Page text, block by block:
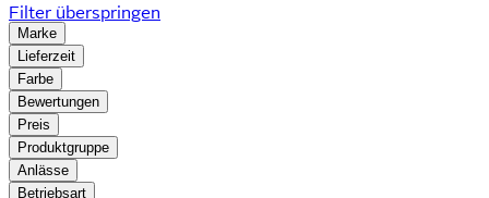
Filter überspringen
Marke
Lieferzeit
Farbe
Bewertungen
Preis
Produktgruppe
Anlässe
Betriebsart